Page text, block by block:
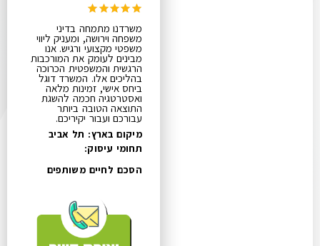
משרדנו מתמחה בדיני
משפחה וירושה, ומעניק ליווי
משפטי מקצועי ורגיש. אנו
מבינים לעומק את המורכבות
הרגשית והמשפטית הכרוכה
בהליכים אלו. המשרד דוגל
ביחס אישי, זמינות מלאה
ואסטרטגיה חכמה להשגת
התוצאה הטובה ביותר
עבורכם ועבור יקיריכם.
מיקום בארץ: תל אביב
תחומי עיסוק:
הסכם לחיים משותפים